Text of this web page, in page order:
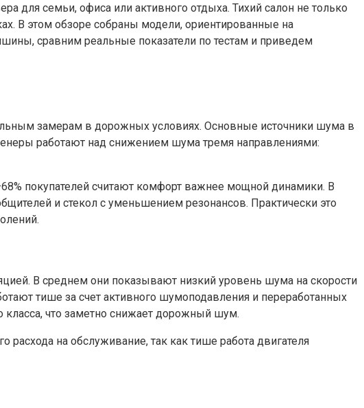
семьи, офиса или активного отдыха. Тихий салон не только
В этом обзоре собраны модели, ориентированные на
сравним реальные показатели по тестам и приведем
замерам в дорожных условиях. Основные источники шума в
работают над снижением шума тремя направлениями:
покупателей считают комфорт важнее мощной динамики. В
и стекол с уменьшением резонансов. Практически это
В среднем они показывают низкий уровень шума на скорости
тише за счет активного шумоподавления и переработанных
класса, что заметно снижает дорожный шум.
расхода на обслуживание, так как тише работа двигателя